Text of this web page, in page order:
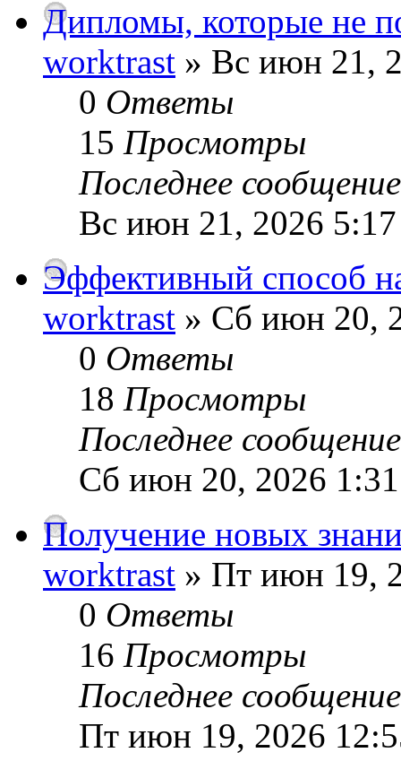
Дипломы, которые не
worktrast » Вс июн 21,
0 Ответы
15 Просмотры
Последнее
Вс июн 21, 2026
Эффективный способ
worktrast » Сб июн 20,
0 Ответы
18 Просмотры
Последнее
Сб июн 20, 2026
Получение новых
worktrast » Пт июн 19,
0 Ответы
16 Просмотры
Последнее
Пт июн 19, 2026